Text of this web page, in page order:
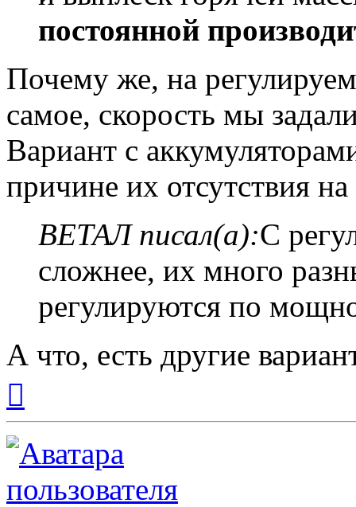
постоянной
Почему же, на
самое, скорость мы
Вариант с
причине их отсутствия
ВЕТАЛ писал(а):С
сложнее, их много
регулируются по
А что, есть другие
началу